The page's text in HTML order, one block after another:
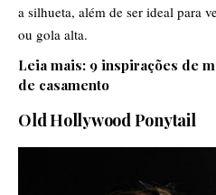
a silhueta, além de ser ideal para
ou gola alta.
Leia mais: 9 inspirações de
de casamento
Old Hollywood Ponytail